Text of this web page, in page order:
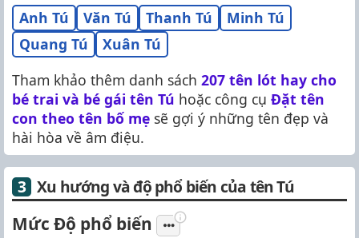
Anh Tú
Văn Tú Thanh Tú
Minh Tú
Quang Tú
Xuân Tú
Tham khảo thêm danh sách 207 tên lót hay cho
bé trai và bé gái tên Tú hoặc công cụ Đặt tên
con theo tên bố mẹ sẽ gợi ý những tên đẹp và
hài hòa về âm điệu.
Xu hướng và độ phổ biến của tên Tú
Mức Độ phổ biến